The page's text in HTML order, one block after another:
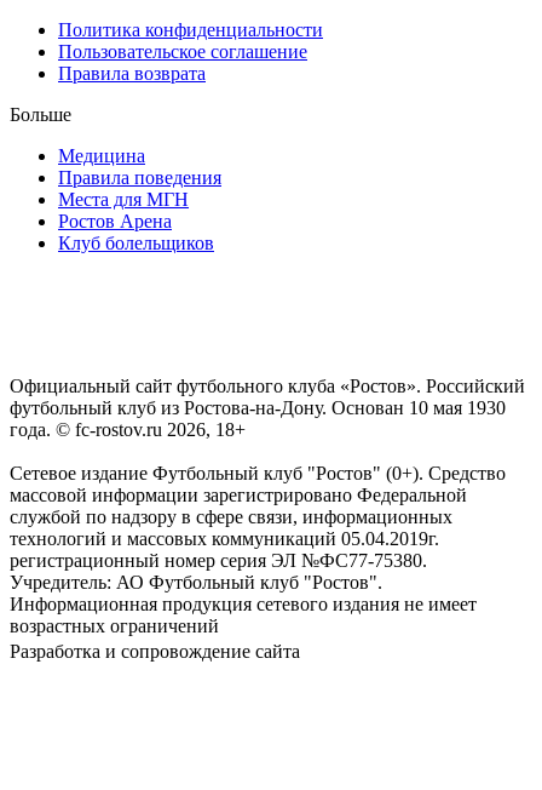
Политика конфиденциальности
Пользовательское соглашение
Правила возврата
Больше
Медицина
Правила поведения
Места для МГН
Ростов Арена
Клуб болельщиков
Официальный сайт футбольного клуба «Ростов». Российский
футбольный клуб из Ростова-на-Дону. Основан 10 мая 1930
года. © fc-rostov.ru 2026, 18+
Сетевое издание Футбольный клуб "Ростов" (0+). Средство
массовой информации зарегистрировано Федеральной
службой по надзору в сфере связи, информационных
технологий и массовых коммуникаций 05.04.2019г.
регистрационный номер серия ЭЛ №ФС77-75380.
Учредитель: АО Футбольный клуб "Ростов".
Информационная продукция сетевого издания не имеет
возрастных ограничений
Разработка и сопровождение сайта